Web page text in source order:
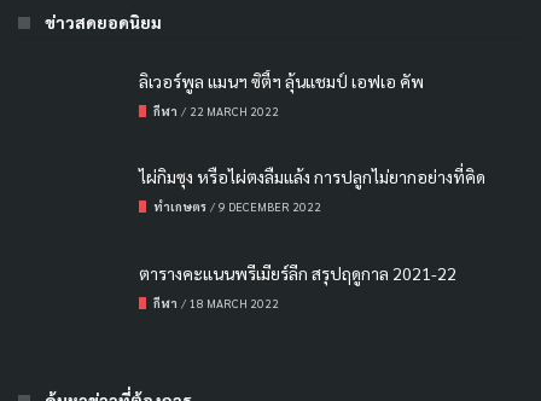
ข่าวสดยอดนิยม
ลิเวอร์พูล แมนฯ ซิตี้ฯ ลุ้นแชมป์ เอฟเอ คัพ
กีฬา / 22 MARCH 2022
ไผ่กิมซุง หรือไผ่ตงลืมแล้ง การปลูกไม่ยากอย่างที่คิด
ทำเกษตร / 9 DECEMBER 2022
ตารางคะแนนพรีเมียร์ลีก สรุปฤดูกาล 2021-22
กีฬา / 18 MARCH 2022